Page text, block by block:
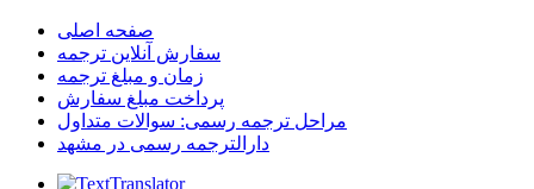
صفحه اصلی
سفارش آنلاین ترجمه
زمان و مبلغ ترجمه
پرداخت مبلغ سفارش
مراحل ترجمه رسمی: سوالات متداول
دارالترجمه رسمی در مشهد